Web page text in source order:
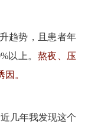
趋势，且患者年
以上。 熬夜、压
。
几年我发现这个